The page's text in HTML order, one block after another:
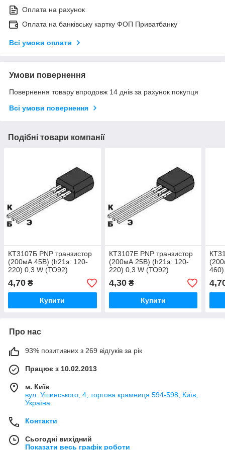
Оплата на рахунок
Оплата на банківську картку ФОП Приватбанку
Всі умови оплати
Умови повернення
Повернення товару впродовж 14 днів за рахунок покупця
Всі умови повернення
Подібні товари компанії
КТ3107Б PNP транзистор
(200мА 45В) (һ21э: 120-
220) 0,3 W (ТО92)
4,70 ₴
Купити
КТ3107Е PNP транзистор
(200мА 25В) (һ21э: 120-
220) 0,3 W (ТО92)
4,30₴
Купити
Про нас
93% позитивних з 269 відгуків за рік
Працює з 10.02.2013
м. Київ
вул. Ушинського, 4, торгова крамниця 594-598, Київ,
Україна
Контакти
Сьогодні вихідний
Показати весь графік роботи